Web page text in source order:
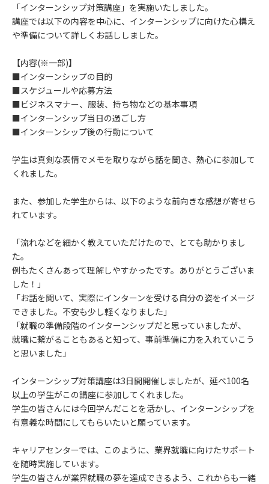
「インターンシップ対策講座」を実施いたしました。
講座では以下の内容を中心に、インターンシップに向けた心構え
や準備について詳しくお話ししました。
【内容(※一部)】
■インターンシップの目的
■スケジュールや応募方法
■ビジネスマナー、服装、持ち物などの基本事項
■インターンシップ当日の過ごし方
■インターンシップ後の行動について
学生は真剣な表情でメモを取りながら話を聞き、熱心に参加して
くれました。
また、参加した学生からは、以下のような前向きな感想が寄せら
れています。
「流れなどを細かく教えていただけたので、とても助かりまし
た。
例もたくさんあって理解しやすかったです。ありがとうございま
した！」
「お話を聞いて、実際にインターンを受ける自分の姿をイメージ
できました。不安も少し軽くなりました」
「就職の準備段階のインターンシップだと思っていましたが、
就職に繋がることもあると知って、事前準備に力を入れていこう
と思いました」
インターンシップ対策講座は3日間開催しましたが、延べ100名
以上の学生がこの講座に参加してくれました。
学生の皆さんには今回学んだことを活かし、インターンシップを
有意義な時間にしてもらいたいと願っています。
キャリアセンターでは、このように、業界就職に向けたサポート
を随時実施しています。
学生の皆さんが業界就職の夢を達成できるよう、これからも一緒